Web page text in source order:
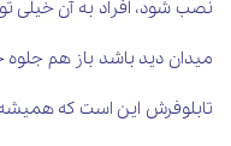
نصب شود، افراد به آن خیلی
میدان دید باشد باز هم
تابلوفرش این است که